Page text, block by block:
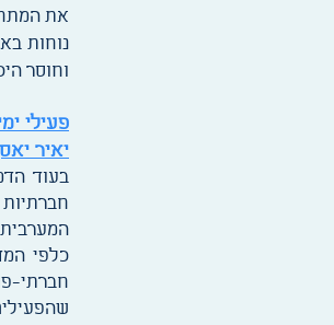
את המתח
נוחות
וחוסר
פעילי
יאיר
בעוד
כלפי
חברתי-